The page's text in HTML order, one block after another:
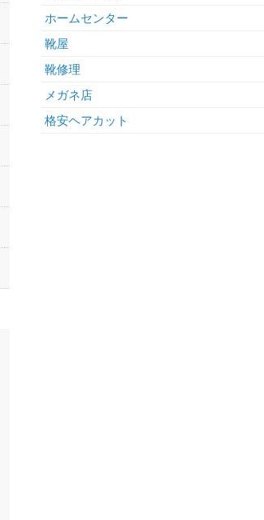
ホームセンター
靴屋
靴修理
メガネ店
格安ヘアカット